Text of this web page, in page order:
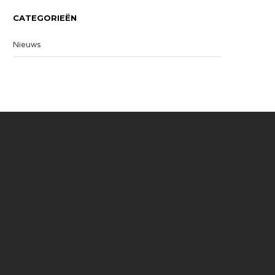
CATEGORIEËN
Nieuws